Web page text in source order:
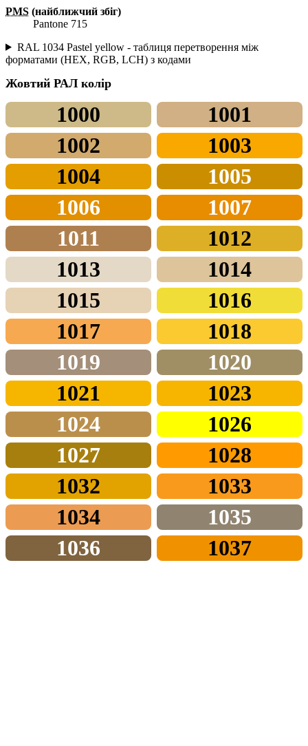
PMS (найближчий збіг)
Pantone 715
RAL 1034 Pastel yellow - таблиця перетворення між
форматами (HEX, RGB, LCH) з кодами
Жовтий РАЛ колір
1000
1001
1002
1003
1004
1005
1006
1007
1011
1012
1013
1014
1015
1016
1017
1018
1019
1020
1021
1023
1024
1026
1027
1028
1032
1033
1034
1035
1036
1037